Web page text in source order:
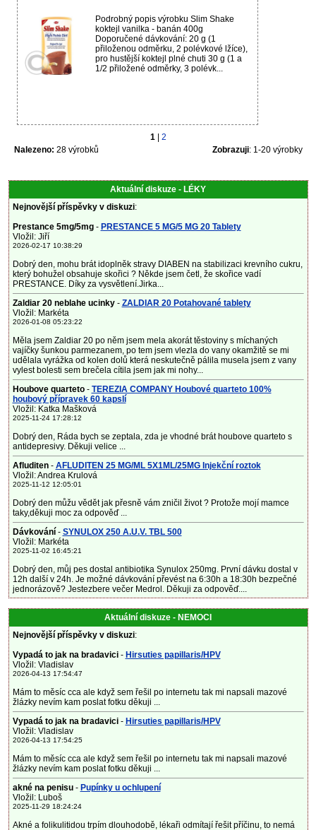
Podrobný popis výrobku Slim Shake
koktejl vanilka - banán 400g
Doporučené dávkování: 20 g (1
přiloženou odměrku, 2 polévkové lžíce),
pro hustější koktejl plné chuti 30 g (1 a
1/2 přiložené odměrky, 3 polévk...
1
2
Nalezeno: 28 výrobků Zobrazuji: 1-20 výrobky
Aktuální diskuze - LÉKY
Nejnovější příspěvky v diskuzi:
Prestance 5mg/5mg- PRESTANCE 5 MG/5 MG 20 Tablety
Vložil: Jiří
2026-02-17 10:38:29
Dobrý den, mohu brát idoplněk stravy DIABEN na stabilizaci krevního cukru,
který bohužel obsahuje skořici ? Někde jsem četl, že skořice vadí
PRESTANCE. Díky za vysvětlení.Jirka...
Zaldiar 20 neblahe ucinky- ZALDIAR 20 Potahované tablety
Vložil: Markéta
2026-01-08 05:23:22
Měla jsem Zaldiar 20 po něm jsem mela akorát těstoviny s míchaných
vajíčky šunkou parmezanem, po tem jsem vlezla do vany okamžitě se mi
udělala vyrážka od kolen dolů která neskutečně pálila musela jsem z vany
vylest bolesti sem brečela cítila jsem jak mi nohy...
Houbove quarteto- TEREZIA COMPANY Houbové quarteto 100%
houbový přípravek 60 kapslí
Vložil: Katka Mašková
2025-11-24 17:28:12
Dobrý den, Ráda bych se zeptala, zda je vhodné brát houbove quarteto s
antidepresivy. Děkuji velice ...
Afluditen- AFLUDITEN 25 MG/ML 5X1ML/25MG Injekční roztok
Vložil: Andrea Krulová
2025-11-12 12:05:01
Dobrý den můžu vědět jak přesně vám zničil život ? Protože mojí mamce
taky,děkuji moc za odpověď ...
Dávkování - SYNULOX 250 A.U.V. TBL 500
Vložil: Markéta
2025-11-02 16:45:21
Dobrý den, můj pes dostal antibiotika Synulox 250mg. První dávku dostal v
12h další v 24h. Je možné dávkování převést na 6:30h a 18:30h bezpečné
jednorázově? Jestezbere večer Medrol. Děkuji za odpověď....
Aktuální diskuze - NEMOCI
Nejnovější příspěvky v diskuzi:
Vypadá to jak na bradavici - Hirsuties papillaris/HPV
Vložil: Vladislav
2026-04-13 17:54:47
Mám to měsíc cca ale když sem řešil po internetu tak mi napsali mazové
žlázky nevím kam poslat fotku děkuji ...
Vypadá to jak na bradavici - Hirsuties papillaris/HPV
Vložil: Vladislav
2026-04-13 17:54:25
Mám to měsíc cca ale když sem řešil po internetu tak mi napsali mazové
žlázky nevím kam poslat fotku děkuji ...
akné na penisu- Pupínky u ochlupení
Vložil: Luboš
2025-11-29 18:24:24
Akné a folikulitidou trpím dlouhodobě, lékaři odmítají řešit příčinu, to nemá